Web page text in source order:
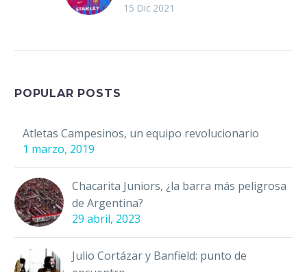
ahora es real
2021,…
15 Dic 2021
POPULAR POSTS
Atletas Campesinos, un equipo revolucionario
1 marzo, 2019
Chacarita Juniors, ¿la barra más peligrosa
de Argentina?
29 abril, 2023
Julio Cortázar y Banfield: punto de